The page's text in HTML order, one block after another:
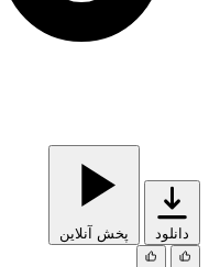
دانلود پخش آنلاین